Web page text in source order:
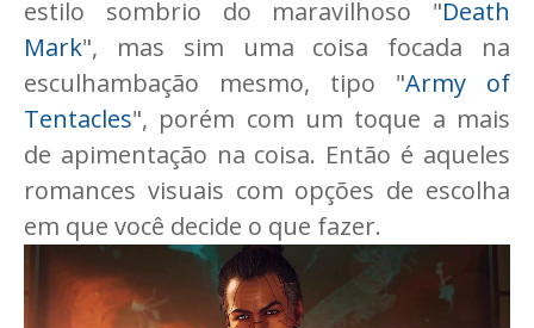
estilo sombrio do maravilhoso "Death
Mark", mas sim uma coisa focada na
esculhambação mesmo, tipo "Army of
Tentacles", porém com um toque a mais
de apimentação na coisa. Então é aqueles
romances visuais com opções de escolha
em que você decide o que fazer.